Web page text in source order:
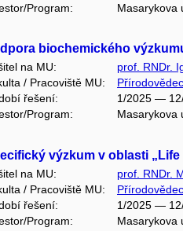
Program:
Masarykova
biochemického
na MU:
prof. RNDr.
/ Pracoviště MU:
řešení:
1/2025 —
Program:
Masarykova
výzkum v oblasti „Life
na MU:
prof. RNDr.
/ Pracoviště MU:
řešení:
1/2025 —
Program:
Masarykova